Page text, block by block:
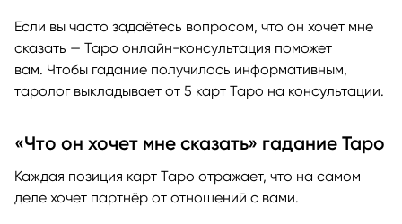
Если вы часто задаётесь вопросом, что он хочет мне
сказать — Таро онлайн-консультация поможет
вам. Чтобы гадание получилось информативным,
таролог выкладывает от 5 карт Таро на консультации.
«Что он хочет мне сказать» гадание Таро
Каждая позиция карт Таро отражает, что на самом
деле хочет партнёр от отношений с вами.